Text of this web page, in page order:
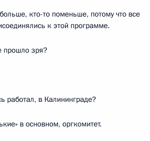
кто-то поменьше, потому что все
к этой программе.
прошло зря?
работал, в Калининграде?
в основном, оргкомитет.